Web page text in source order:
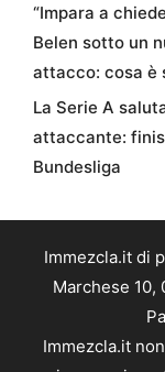
“Impara a
Belen sotto un
attacco: cosa è
La Serie A
attaccante:
Bundesliga
Immezcla.it di
Marchese 10,
Immezcla.it